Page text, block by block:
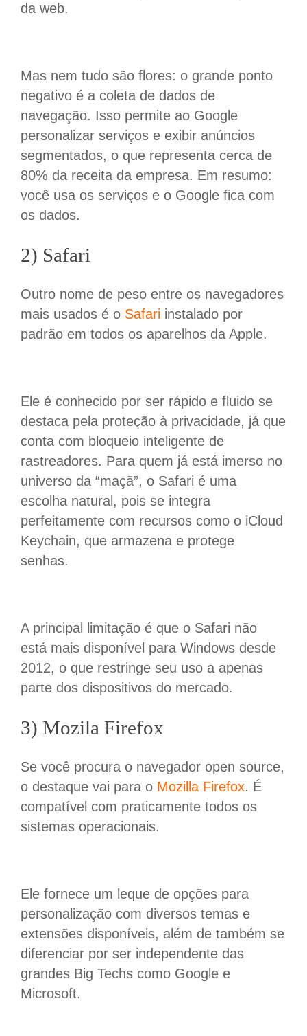
da web.
Mas nem tudo são flores: o grande ponto
negativo é a coleta de dados de
navegação. Isso permite ao Google
personalizar serviços e exibir anúncios
segmentados, o que representa cerca de
80% da receita da empresa. Em resumo:
você usa os serviços e o Google fica com
os dados.
2) Safari
Outro nome de peso entre os navegadores
mais usados é o Safariinstalado por
padrão em todos os aparelhos da Apple.
Ele é conhecido por ser rápido e fluido se
destaca pela proteção à privacidade, já que
conta com bloqueio inteligente de
rastreadores. Para quem já está imerso no
universo da “maçã”, o Safari é uma
escolha natural, pois se integra
perfeitamente com recursos como o iCloud
Keychain, que armazena e protege
senhas.
A principal limitação é que o Safari não
está mais disponível para Windows desde
2012, o que restringe seu uso a apenas
parte dos dispositivos do mercado.
3) Mozila Firefox
Se você procura o navegador open source,
o destaque vai para o Mozilla Firefox. É
compatível com praticamente todos os
sistemas operacionais.
Ele fornece um leque de opções para
personalização com diversos temas e
extensões disponíveis, além de também se
diferenciar por ser independente das
grandes Big Techs como Google e
Microsoft.